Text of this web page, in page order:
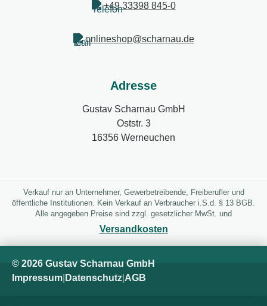
+49 33398 845-0
onlineshop@scharnau.de
Adresse
Gustav Scharnau GmbH
Oststr. 3
16356 Werneuchen
Verkauf nur an Unternehmer, Gewerbetreibende, Freiberufler und
öffentliche Institutionen. Kein Verkauf an Verbraucher i.S.d. § 13 BGB.
Alle angegeben Preise sind zzgl. gesetzlicher MwSt. und
Versandkosten
© 2026 Gustav Scharnau GmbH
Impressum Datenschutz AGB